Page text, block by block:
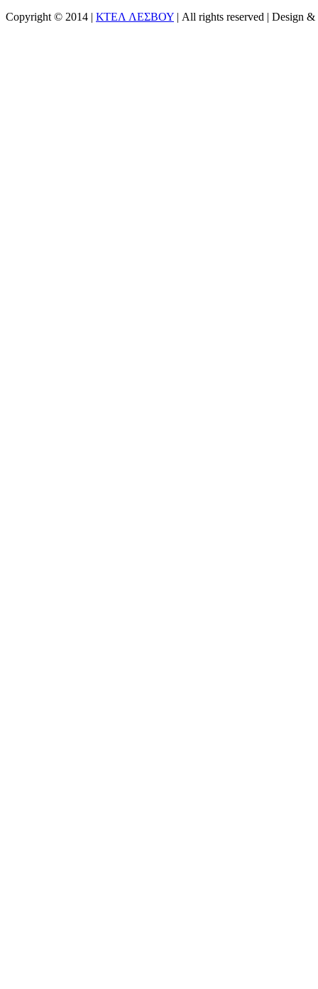
Copyright © 2014 | ΚΤΕΛ ΛΕΣΒΟΥ | All rights reserved | Design &